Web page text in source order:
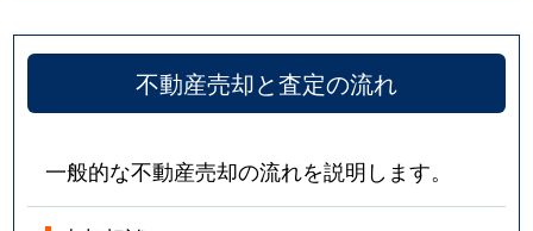
不動産売却と査定の流れ
一般的な不動産売却の流れを説明します。